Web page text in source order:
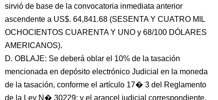
sirvió de base de la convocatoria inmediata anterior
ascendente a US$. 64,841.68 (SESENTA Y CUATRO MIL
OCHOCIENTOS CUARENTA Y UNO y 68/100 DÓLARES
AMERICANOS).
D. OBLAJE: Se deberá oblar el 10% de la tasación
mencionada en depósito electrónico Judicial en la moneda
de la tasación, conforme el artículo 17� 3 del Reglamento
de la Ley N� 30229; y el arancel judicial correspondiente.